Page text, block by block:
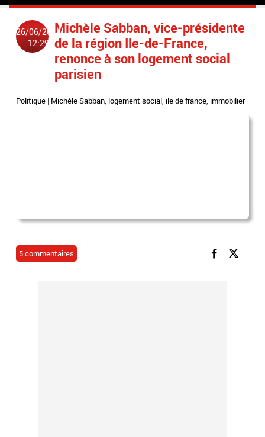
26/06/2014
12:29
Michèle Sabban, vice-présidente
de la région Ile-de-France,
renonce à son logement social
parisien
Politique | Michèle Sabban, logement social, ile de france, immobilier
5 commentaires